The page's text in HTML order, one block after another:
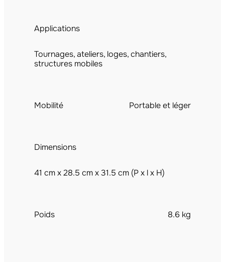
Applications
Tournages, ateliers, loges, chantiers,
structures mobiles
Mobilité Portable et léger
Dimensions
41 cm x 28.5 cm x 31.5 cm (P x l x H)
Poids 8.6 kg